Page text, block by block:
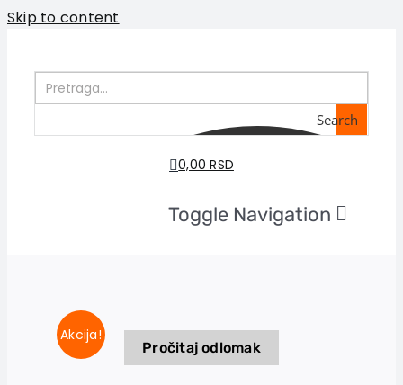
Skip to content
Search
0,00 RSD
Toggle Navigation
Knjige
U pripremi
Akcija
Akcija!
Pročitaj odlomak